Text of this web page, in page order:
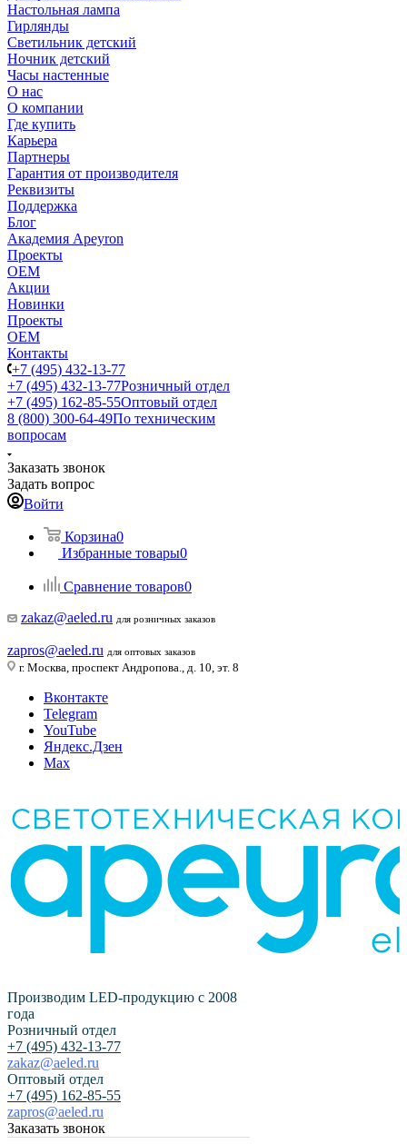
Настольная лампа
Гирлянды
Светильник детский
Ночник детский
Часы настенные
О нас
О компании
Где купить
Карьера
Партнеры
Гарантия от производителя
Реквизиты
Поддержка
Блог
Академия Apeyron
Проекты
ОЕМ
Акции
Новинки
Проекты
ОЕМ
Контакты
+7 (495) 432-13-77
+7 (495) 432-13-77Розничный отдел
+7 (495) 162-85-55Оптовый отдел
8 (800) 300-64-49По техническим
вопросам
Заказать звонок
Задать вопрос
Войти
Корзина0
Избранные товары0
Сравнение товаров0
zakaz@aeled.ru для розничных заказов
zapros@aeled.ru для оптовых заказов
г. Москва, проспект Андропова., д. 10, эт. 8
Вконтакте
Telegram
YouTube
Яндекс.Дзен
Max
Производим LED-продукцию с 2008
года
Розничный отдел
+7 (495) 432-13-77
zakaz@aeled.ru
Оптовый отдел
+7 (495) 162-85-55
zapros@aeled.ru
Заказать звонок